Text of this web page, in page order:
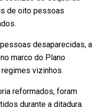
de oito pessoas
desaparecidas, a
marco do Plano
regimes vizinhos.
reformados, foram
durante a ditadura.